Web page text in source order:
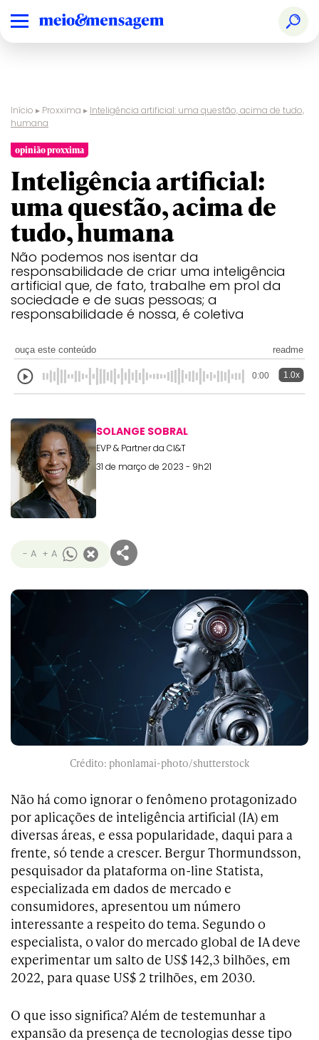
Início ▸ Proxxima ▸ Inteligência artificial: uma questão, acima de tudo,
humana
opinião proxxima
Inteligência artificial:
uma questão, acima de
tudo, humana
Não podemos nos isentar da
responsabilidade de criar uma inteligência
artificial que, de fato, trabalhe em prol da
sociedade e de suas pessoas; a
responsabilidade é nossa, é coletiva
ouça este conteúdo readme
0:00 1.0x
SOLANGE SOBRAL
EVP & Partner da CI&T
31 de março de 2023 - 9h21
- A + A
Crédito: phonlamai-photo/shutterstock
Não há como ignorar o fenômeno protagonizado
por aplicações de inteligência artificial (IA) em
diversas áreas, e essa popularidade, daqui para a
frente, só tende a crescer. Bergur Thormundsson,
pesquisador da plataforma on-line Statista,
especializada em dados de mercado e
consumidores, apresentou um número
interessante a respeito do tema. Segundo o
especialista, o valor do mercado global de IA deve
experimentar um salto de US$ 142,3 bilhões, em
2022, para quase US$ 2 trilhões, em 2030.
O que isso significa? Além de testemunhar a
expansão da presença de tecnologias desse tipo